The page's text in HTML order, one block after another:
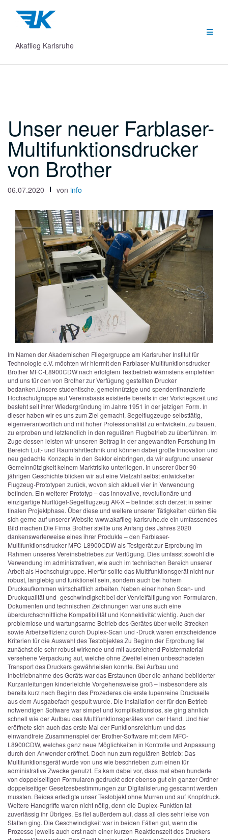
Inhalt
springen
Akaflieg Karlsruhe
Unser neuer Farblaser-
Multifunktionsdrucker
von Brother
06.07.2020 von info
Im Namen der Akademischen Fliegergruppe am Karlsruher Institut für
Technologie e.V. möchten wir hiermit den Farblaser-Multifunktionsdrucker
Brother MFC-L8900CDW nach erfolgtem Testbetrieb wärmstens empfehlen
und uns für den von Brother zur Verfügung gestellten Drucker
bedanken.Unsere studentische, gemeinnützige und spendenfinanzierte
Hochschulgruppe auf Vereinsbasis existierte bereits in der Vorkriegszeit und
besteht seit ihrer Wiedergründung im Jahre 1951 in der jetzigen Form. In
dieser haben wir es uns zum Ziel gemacht, Segelflugzeuge selbsttätig,
eigenverantwortlich und mit hoher Professionalität zu entwickeln, zu bauen,
zu erproben und letztendlich in den regulären Flugbetrieb zu überführen. Im
Zuge dessen leisten wir unseren Beitrag in der angewandten Forschung im
Bereich Luft- und Raumfahrttechnik und können dabei große Innovation und
neu gedachte Konzepte in den Sektor einbringen, da wir aufgrund unserer
Gemeinnützigkeit keinem Marktrisiko unterliegen. In unserer über 90-
jährigen Geschichte blicken wir auf eine Vielzahl selbst entwickelter
Flugzeug-Prototypen zurück, wovon sich aktuell vier in Verwendung
befinden. Ein weiterer Prototyp – das innovative, revolutionäre und
einzigartige Nurflügel-Segelflugzeug AK-X – befindet sich derzeit in seiner
finalen Projektphase. Über diese und weitere unserer Tätigkeiten dürfen Sie
sich gerne auf unserer Website www.akaflieg-karlsruhe.de ein umfassendes
Bild machen.Die Firma Brother stellte uns Anfang des Jahres 2020
dankenswerterweise eines ihrer Produkte – den Farblaser-
Multifunktionsdrucker MFC-L8900CDW als Testgerät zur Erprobung im
Rahmen unseres Vereinsbetriebes zur Verfügung. Dies umfasst sowohl die
Verwendung im administrativen, wie auch im technischen Bereich unserer
Arbeit als Hochschulgruppe. Hierfür sollte das Multifunktionsgerät nicht nur
robust, langlebig und funktionell sein, sondern auch bei hohem
Druckaufkommen wirtschaftlich arbeiten. Neben einer hohen Scan- und
Druckqualität und -geschwindigkeit bei der Vervielfältigung von Formularen,
Dokumenten und technischen Zeichnungen war uns auch eine
überdurchschnittliche Kompatibilität und Konnektivität wichtig. Auch der
problemlose und wartungsarme Betrieb des Gerätes über weite Strecken
sowie Arbeitseffizienz durch Duplex-Scan und -Druck waren entscheidende
Kriterien für die Auswahl des Testobjektes.Zu Beginn der Erprobung fiel
zunächst die sehr robust wirkende und mit ausreichend Polstermaterial
versehene Verpackung auf, welche ohne Zweifel einen unbeschadeten
Transport des Druckers gewährleisten konnte. Bei Aufbau und
Inbetriebnahme des Geräts war das Erstaunen über die anhand bebilderter
Kurzanleitungen kinderleichte Vorgehensweise groß – insbesondere als
bereits kurz nach Beginn des Prozederes die erste lupenreine Druckseite
aus dem Ausgabefach gespult wurde. Die Installation der für den Betrieb
notwendigen Software war simpel und komplikationslos, sie ging ähnlich
schnell wie der Aufbau des Multifunktionsgerätes von der Hand. Und hier
eröffnete sich auch das erste Mal der Funktionsreichtum und das
einwandfreie Zusammenspiel der Brother-Software mit dem MFC-
L8900CDW, welches ganz neue Möglichkeiten in Kontrolle und Anpassung
durch den Anwender eröffnet. Doch nun zum regulären Betrieb: Das
Multifunktionsgerät wurde von uns wie beschrieben zum einen für
administrative Zwecke genutzt. Es kam dabei vor, dass mal eben hunderte
von doppelseitigen Formularen gedruckt oder ebenso gut ein ganzer Ordner
doppelseitiger Gesetzesbestimmungen zur Digitalisierung gescannt werden
mussten. Beides erledigte unser Testobjekt ohne Murren und auf Knopfdruck.
Weitere Handgriffe waren nicht nötig, denn die Duplex-Funktion tat
zuverlässig ihr Übriges. Es fiel außerdem auf, dass all dies sehr leise von
Statten ging. Die Geschwindigkeit war in beiden Fällen gut, wenn die
Prozesse jeweils auch erst nach einer kurzen Reaktionszeit des Druckers